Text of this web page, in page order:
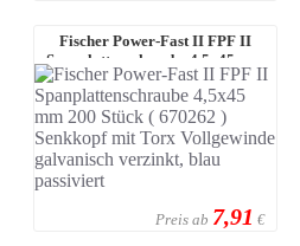
Fischer Power-Fast II FPF II
Spanplattenschraube 4,5x45 mm
200 S ...
Preis ab 7,91 €